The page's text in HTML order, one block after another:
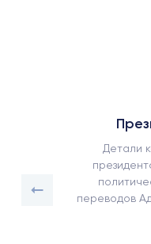
Детали
переводов